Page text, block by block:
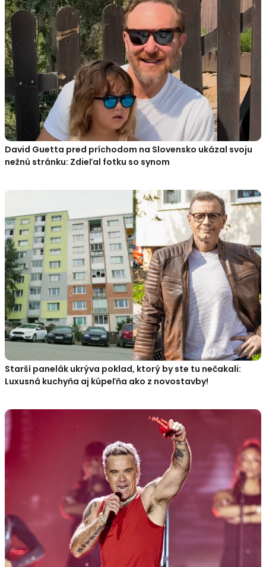
David Guetta pred príchodom na Slovensko ukázal svoju
nežnú stránku: Zdieľal fotku so synom
Starší panelák ukrýva poklad, ktorý by ste tu nečakali:
Luxusná kuchyňa aj kúpeľňa ako z novostavby!